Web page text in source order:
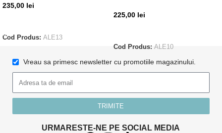
235,00 lei
Cod Produs: ALE13
225,00 lei
Cod Produs: ALE10
Vreau sa primesc newsletter cu promotiile magazinului.
TRIMITE
URMARESTE-NE PE SOCIAL MEDIA